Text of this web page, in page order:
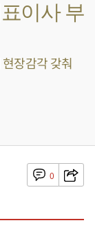
이사 부
장감각 갖춰
0